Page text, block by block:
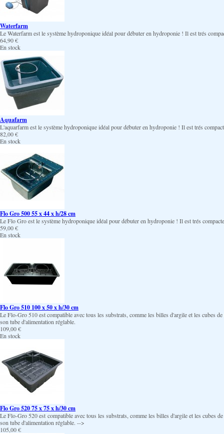
Waterfarm
Le Waterfarm est le système hydroponique idéal pour débuter en hydroponie ! Il est trés
64,90 €
En stock
Aquafarm
L'aquarfarm est le système hydroponique idéal pour débuter en hydroponie ! Il est trés
82,00 €
En stock
Flo Gro 500 55 x 44 x h/28 cm
Le Flo Gro est le système hydroponique idéal pour débuter en hydroponie ! Il est trés
59,00 €
En stock
Flo Gro 510 100 x 50 x h/30 cm
Le Flo-Gro 510 est compatible avec tous les substrats, comme les billes d'argile et les cubes
son tube d'alimentation réglable.
109,00 €
En stock
Flo Gro 520 75 x 75 x h/30 cm
Le Flo-Gro 520 est compatible avec tous les substrats, comme les billes d'argile et les cubes
son tube d'alimentation réglable. -->
105,00 €